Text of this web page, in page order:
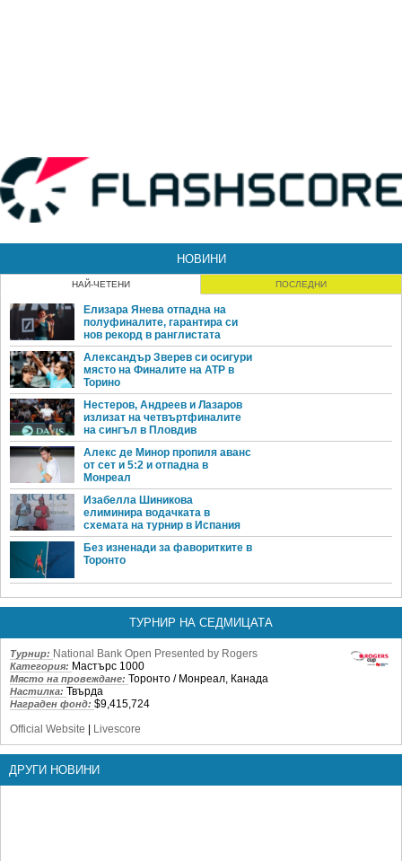
НОВИНИ
НАЙ-ЧЕТЕНИ ПОСЛЕДНИ
Елизара Янева отпадна на
полуфиналите, гарантира си
нов рекорд в ранглистата
Александър Зверев си осигури
място на Финалите на ATP в
Торино
Нестеров, Андреев и Лазаров
излизат на четвъртфиналите
на сингъл в Пловдив
Алекс де Минор пропиля аванс
от сет и 5:2 и отпадна в
Монреал
Изабелла Шиникова
елиминира водачката в
схемата на турнир в Испания
Без изненади за фаворитките в
Торонто
ТУРНИР НА СЕДМИЦАТА
Турнир: National Bank Open Presented by Rogers
Категория: Мастърс 1000
Място на провеждане: Торонто / Монреал, Канада
Настилка: Твърда
Награден фонд: $9,415,724
Official Website | Livescore
ДРУГИ НОВИНИ